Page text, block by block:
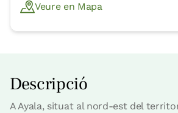
Veure en Mapa
Descripció
A Ayala, situat al nord-est del